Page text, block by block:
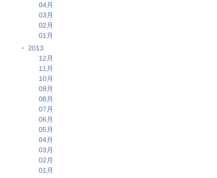
04月
03月
02月
01月
2013
12月
11月
10月
09月
08月
07月
06月
05月
04月
03月
02月
01月